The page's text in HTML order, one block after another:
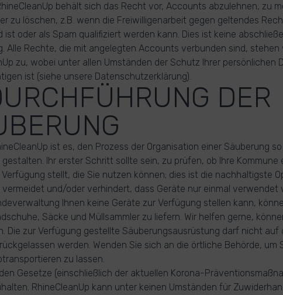
behält sich das Recht vor, Accounts abzulehnen, zu
zu löschen, z.B. wenn die Freiwilligenarbeit gegen geltendes
ist oder als Spam qualifiziert werden kann. Dies ist keine
Alle Rechte, die mit angelegten Accounts verbunden sind, stehen
zu, wobei unter allen Umständen der Schutz Ihrer persönlichen
ist (siehe unsere Datenschutzerklärung).
DER
ist es, den Prozess der Organisation einer Säuberung
gestalten. Ihr erster Schritt sollte sein, zu prüfen, ob Ihre Kommune
stellt, die Sie nutzen können; dies ist die nachhaltigste
vermeidet und/oder verhindert, dass Geräte nur einmal verwendet
Ihnen keine Geräte zur Verfügung stellen kann,
Säcke und Müllsammler zu liefern. Wir helfen gerne,
Die zur Verfügung gestellte Säuberungsausrüstung darf nicht
werden. Wenden Sie sich an die örtliche Behörde, um
zu lassen.
Gesetze (einschließlich der aktuellen Korona-
RhineCleanUp kann unter keinen Umständen für